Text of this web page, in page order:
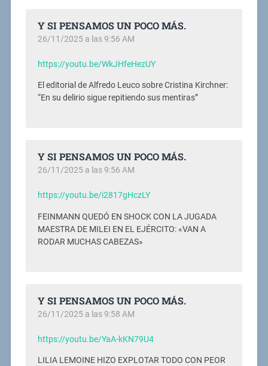
Y SI PENSAMOS UN POCO MÁS.
26/11/2025 a las 9:56 AM
https://youtu.be/WkJHfeHezUY
El editorial de Alfredo Leuco sobre Cristina Kirchner:
“En su delirio sigue repitiendo sus mentiras”
Y SI PENSAMOS UN POCO MÁS.
26/11/2025 a las 9:56 AM
https://youtu.be/i2817gHczLY
FEINMANN QUEDÓ EN SHOCK CON LA JUGADA
MAESTRA DE MILEI EN EL EJÉRCITO: «VAN A
RODAR MUCHAS CABEZAS»
Y SI PENSAMOS UN POCO MÁS.
26/11/2025 a las 9:58 AM
https://youtu.be/YaA-kKN79U4
LILIA LEMOINE HIZO EXPLOTAR TODO CON PEOR